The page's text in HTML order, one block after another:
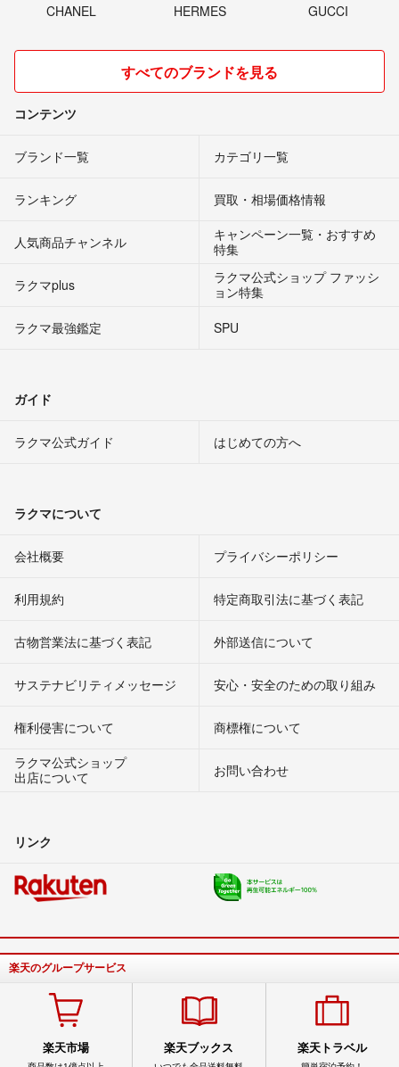
CHANEL HERMES GUCCI
すべてのブランドを見る
コンテンツ
ブランド一覧 カテゴリ一覧
ランキング 買取・相場価格情報
人気商品チャンネル
キャンペーン一覧・おすすめ
特集
ラクマplus
ラクマ公式ショップ ファッシ
ョン特集
ラクマ最強鑑定
SPU
ガイド
ラクマ公式ガイド はじめての方へ
ラクマについて
会社概要 プライバシーポリシー
利用規約 特定商取引法に基づく表記
古物営業法に基づく表記 外部送信について
サステナビリティメッセージ 安心・安全のための取り組み
権利侵害について
商標権について
ラクマ公式ショップ
出店について
お問い合わせ
リンク
楽天のグループサービス
楽天市場 楽天ブックス 楽天トラベル